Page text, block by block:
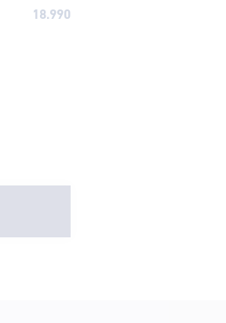
18.990